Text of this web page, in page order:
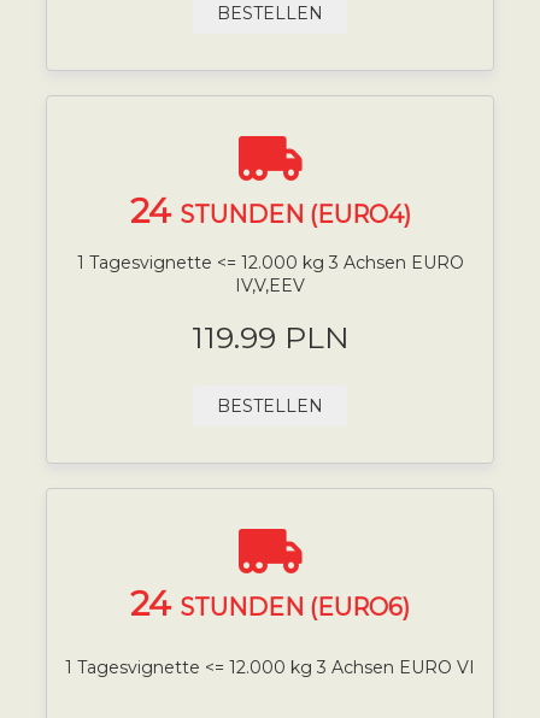
BESTELLEN
24 STUNDEN (EURO4)
1 Tagesvignette <= 12.000 kg 3 Achsen EURO
IV,V,EEV
119.99 PLN
BESTELLEN
24 STUNDEN (EURO6)
1 Tagesvignette <= 12.000 kg 3 Achsen EURO VI